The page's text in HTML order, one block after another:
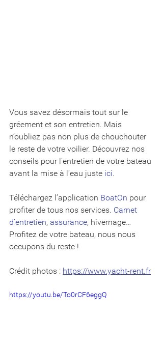
Vous savez désormais tout sur le
gréement et son entretien. Mais
n’oubliez pas non plus de chouchouter
le reste de votre voilier. Découvrez nos
conseils pour l’entretien de votre bateau
avant la mise à l’eau juste ici.
Téléchargez l’application BoatOn pour
profiter de tous nos services. Carnet
d’entretien, assurance, hivernage…
Profitez de votre bateau, nous nous
occupons du reste !
Crédit photos : https://www.yacht-rent.fr
https://youtu.be/To0rCF6eggQ